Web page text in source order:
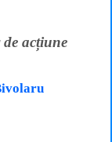
acțiune